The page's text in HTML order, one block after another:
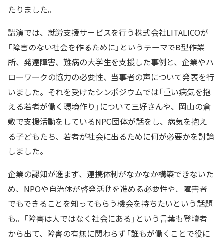
たりました。
講演では、就労支援サービスを行う株式会社LITALICOが
「障害のない社会を作るために」というテーマでB型作業
所、発達障害、難病の大学生を支援した事例と、企業やハ
ローワークの協力の必要性、当事者の声について発表を行
いました。それを受けたシンポジウムでは「重い病気を抱
える若者が働く環境作り」について三好さんや、岡山の倉
敷で支援活動をしているNPO団体が話をし、病気を抱え
る子どもたち、若者が社会に出るために何が必要かを討論
しました。
企業の認知が進まず、連携体制がなかなか構築できないた
め、NPOや自治体が啓発活動を進める必要性や、障害者
でもできることを知ってもらう機会を持ちたいという話題
も。「障害は人ではなく社会にある」という言葉も登壇者
から出て、障害の有無に関わらず「誰もが働くことで役に